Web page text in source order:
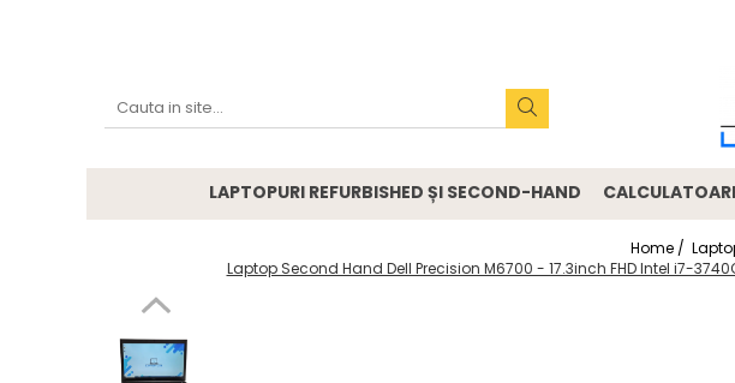
Genți și huse
Mouseuri
LAPTOPURI REFURBISHED ȘI SECOND-HAND
Home /
Laptop Second Hand Dell Precision M6700 - 17.3inch FHD Intel i7-